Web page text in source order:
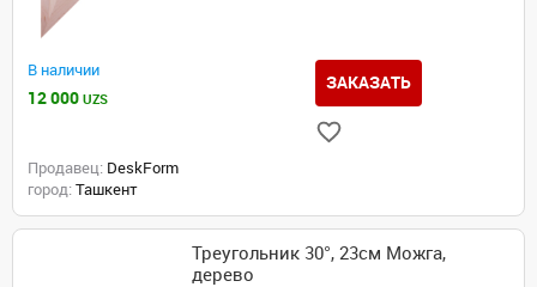
В наличии
12 000 UZS
ЗАКАЗАТЬ
Продавец: DeskForm
город: Ташкент
Треугольник 30°, 23см Можга,
дерево